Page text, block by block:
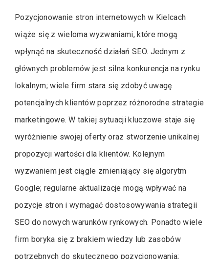
Pozycjonowanie stron internetowych w Kielcach
wiąże się z wieloma wyzwaniami, które mogą
wpłynąć na skuteczność działań SEO. Jednym z
głównych problemów jest silna konkurencja na rynku
lokalnym; wiele firm stara się zdobyć uwagę
potencjalnych klientów poprzez różnorodne strategie
marketingowe. W takiej sytuacji kluczowe staje się
wyróżnienie swojej oferty oraz stworzenie unikalnej
propozycji wartości dla klientów. Kolejnym
wyzwaniem jest ciągle zmieniający się algorytm
Google; regularne aktualizacje mogą wpływać na
pozycje stron i wymagać dostosowywania strategii
SEO do nowych warunków rynkowych. Ponadto wiele
firm boryka się z brakiem wiedzy lub zasobów
potrzebnych do skutecznego pozycjonowania;